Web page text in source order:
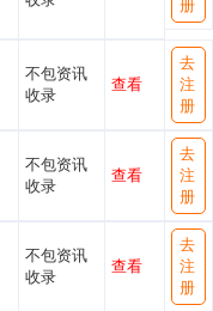
册
不包资讯
收录
查看
去
注
册
不包资讯
收录
查看
去
注
册
不包资讯
收录
查看
去
注
册